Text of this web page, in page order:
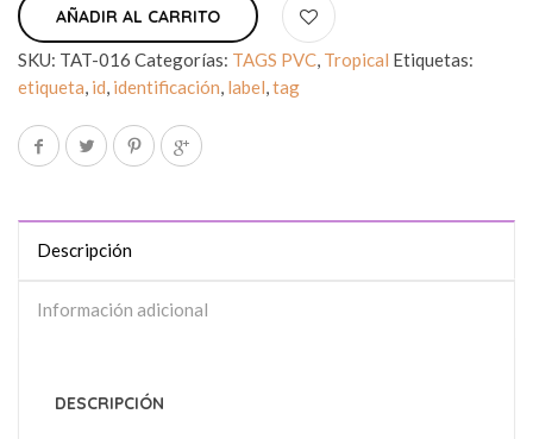
AÑADIR AL CARRITO
SKU: TAT-016 Categorías: TAGS PVC, Tropical Etiquetas:
etiqueta, id, identificación, label,tag
Descripción
Información adicional
DESCRIPCIÓN